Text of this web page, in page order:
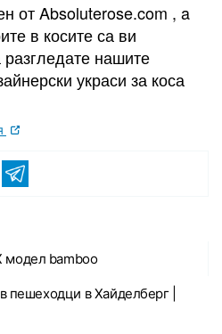
от Absoluterose.com , a
в косите са ви
нашите
украси за коса
модел bamboo
пешеходци в Хайделберг |